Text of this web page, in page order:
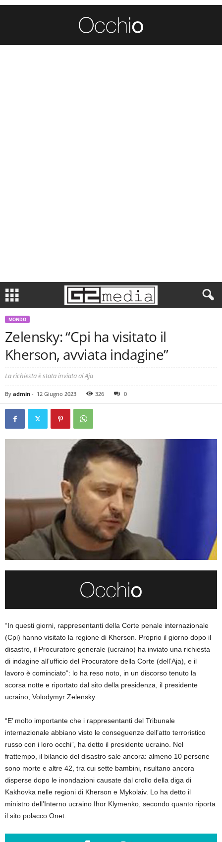
MONDO
Zelensky: “Cpi ha visitato il
Kherson, avviata indagine”
La richiesta è stata inviata al Aja
By admin - 12 Giugno 2023 326 0
“In questi giorni, rappresentanti della Corte penale internazionale
(Cpi) hanno visitato la regione di Kherson. Proprio il giorno dopo il
disastro, il Procuratore generale (ucraino) ha inviato una richiesta
di indagine all’ufficio del Procuratore della Corte (dell’Aja), e il
lavoro è cominciato”: lo ha reso noto, in un discorso tenuto la
scorsa notte e riportato dal sito della presidenza, il presidente
ucraino, Volodymyr Zelensky.
“E’ molto importante che i rappresentanti del Tribunale
internazionale abbiano visto le conseguenze dell’atto terroristico
russo con i loro occhi”, ha detto il presidente ucraino. Nel
frattempo, il bilancio del disastro sale ancora: almeno 10 persone
sono morte e altre 42, tra cui sette bambini, risultano ancora
disperse dopo le inondazioni causate dal crollo della diga di
Kakhovka nelle regioni di Kherson e Mykolaiv. Lo ha detto il
ministro dell’Interno ucraino Ihor Klymenko, secondo quanto riporta
il sito polacco Onet.